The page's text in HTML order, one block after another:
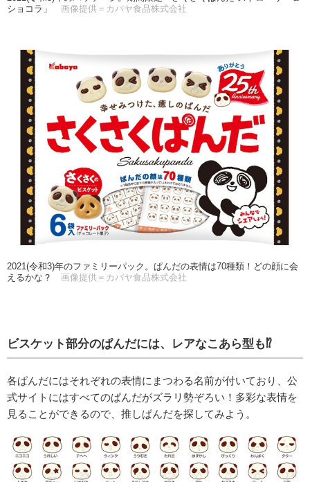
ショコラ」
画像提供＝カバヤ食品株式会社
2021(令和3)年のファミリーパック。ぱんだの表情は70種類！どの顔に会
えるかな？
画像提供＝カバヤ食品株式会社
ビスケット部分のぱんだには、レアなこあら型も⁉
各ぱんだにはそれぞれの表情にまつわる名前が付いており、公
式サイトにはすべてのぱんだがズラリ勢ぞろい！多彩な表情を
見ることができるので、推しぱんだを探してみよう。